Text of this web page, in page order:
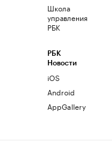
Школа
управления
РБК
РБК
Новости
iOS
Android
AppGallery